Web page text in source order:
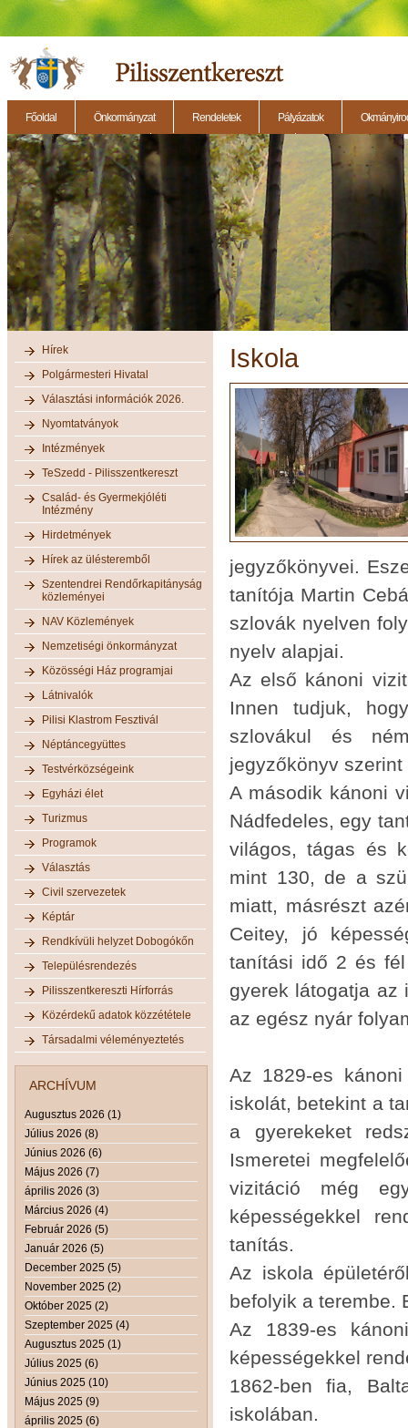
Főoldal Önkormányzat Rendeletek Pályázatok
2014.11.27. - Testületi ülés 2014.12.28. - Testületi ülés 2014.11.13. - Testületi
Hírek
Polgármesteri Hivatal
Választási információk 2026.
Nyomtatványok
Intézmények
TeSzedd - Pilisszentkereszt
Család- és Gyermekjóléti
Intézmény
Hirdetmények
Hírek az ülésteremből
Szentendrei Rendőrkapitányság
közleményei
NAV Közlemények
Nemzetiségi önkormányzat
Közösségi Ház programjai
Látnivalók
Pilisi Klastrom Fesztivál
Néptáncegyüttes
Testvérközségeink
Egyházi élet
Turizmus
Programok
Választás
Civil szervezetek
Képtár
Rendkívüli helyzet Dobogókőn
Településrendezés
Pilisszentkereszti Hírforrás
Közérdekű adatok közzététele
Társadalmi véleményeztetés
ARCHÍVUM
Augusztus 2026 (1)
Július 2026 (8)
Június 2026 (6)
Május 2026 (7)
április 2026 (3)
Március 2026 (4)
Február 2026 (5)
Január 2026 (5)
December 2025 (5)
November 2025 (2)
Október 2025 (2)
Szeptember 2025 (4)
Augusztus 2025 (1)
Július 2025 (6)
Június 2025 (10)
Május 2025 (9)
április 2025 (6)
Iskola
jegyzőkönyvei.
tanítója Martin
szlovák nyelven
nyelv alapjai.
Az első kánoni
Innen tudjuk,
szlovákul és
jegyzőkönyv
A második kánoni
Nádfedeles, egy
világos, tágas és
mint 130, de a
miatt, másrészt
Ceitey, jó
tanítási idő 2 és
gyerek látogatja az
az egész nyár
Az 1829-es
iskolát, betekint a
a gyerekeket
Ismeretei
vizitáció még
képességekkel
tanítás.
Az iskola
befolyik a terembe.
Az 1839-es
képességekkel
1862-ben fia,
iskolában.